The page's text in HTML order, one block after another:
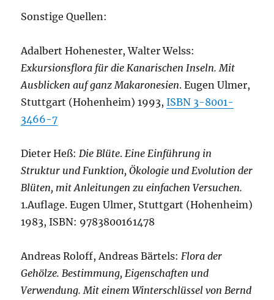
Sonstige Quellen:
Adalbert Hohenester, Walter Welss:
Exkursionsflora für die Kanarischen Inseln. Mit
Ausblicken auf ganz Makaronesien. Eugen Ulmer,
Stuttgart (Hohenheim) 1993,ISBN 3-8001-
3466-7
Dieter Heß: Die Blüte. Eine Einführung in
Struktur und Funktion, Ökologie und Evolution der
Blüten, mit Anleitungen zu einfachen Versuchen.
1.Auflage. Eugen Ulmer, Stuttgart (Hohenheim)
1983, ISBN: 9783800161478
Andreas Roloff, Andreas Bärtels: Flora der
Gehölze. Bestimmung, Eigenschaften und
Verwendung. Mit einem Winterschlüssel von Bernd